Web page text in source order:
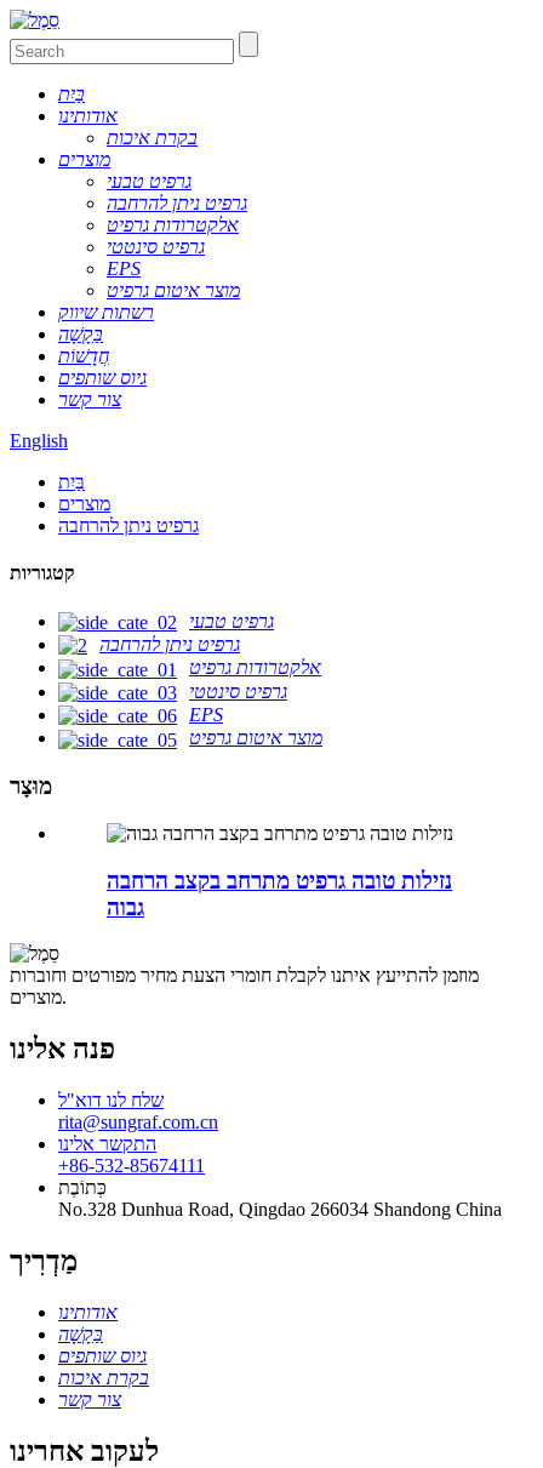
בַּיִת
אודותינו
בקרת איכות
מוצרים
גרפיט טבעי
גרפיט ניתן להרחבה
אלקטרודות גרפיט
גרפיט סינטטי
EPS
מוצר איטום גרפיט
רשתות שיווק
בַּקָשָׁה
חֲדָשׁוֹת
גיוס שותפים
צור קשר
English
בַּיִת
מוצרים
גרפיט ניתן להרחבה
קטגוריות
גרפיט טבעי
גרפיט ניתן להרחבה
אלקטרודות גרפיט
גרפיט סינטטי
EPS
מוצר איטום גרפיט
מוּצָר
נזילות טובה גרפיט מתרחב בקצב הרחבה
גבוה
מוזמן להתייעץ איתנו לקבלת חומרי הצעת מחיר מפורטים וחוברות
מוצרים.
פנה אלינו
שלח לנו דוא"ל
rita@sungraf.com.cn
התקשר אלינו
+86-532-85674111
כְּתוֹבֶת
No.328 Dunhua Road, Qingdao 266034 Shandong China
מַדְרִיך
אודותינו
בַּקָשָׁה
גיוס שותפים
בקרת איכות
צור קשר
לעקוב אחרינו